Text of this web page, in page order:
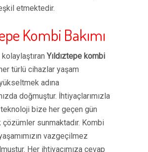
etmektedir.
Kombi Bakımı
kolaylaştıranYıldıztepe kombi
türlü cihazlar yaşam
adına
doğmuştur. İhtiyaçlarımızla
bize her geçen gün
çözümler sunmaktadır. Kombi
vazgeçilmez
Her ihtiyacımıza cevap